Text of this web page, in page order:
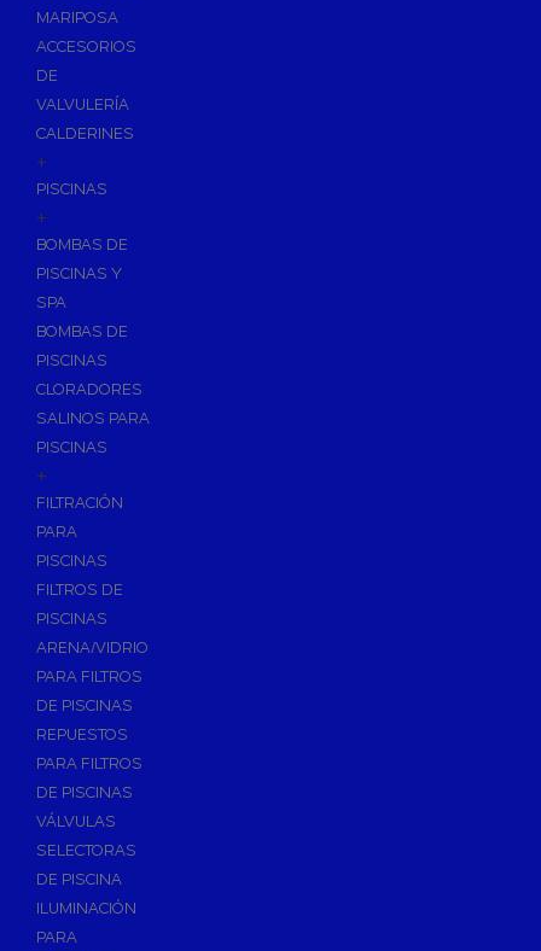
MARIPOSA
ACCESORIOS
DE
VALVULERÍA
CALDERINES
+
PISCINAS
+
BOMBAS DE
PISCINAS Y
SPA
BOMBAS DE
PISCINAS
CLORADORES
SALINOS PARA
PISCINAS
+
FILTRACIÓN
PARA
PISCINAS
FILTROS DE
PISCINAS
ARENA/VIDRIO
PARA FILTROS
DE PISCINAS
REPUESTOS
PARA FILTROS
DE PISCINAS
VÁLVULAS
SELECTORAS
DE PISCINA
ILUMINACIÓN
PARA